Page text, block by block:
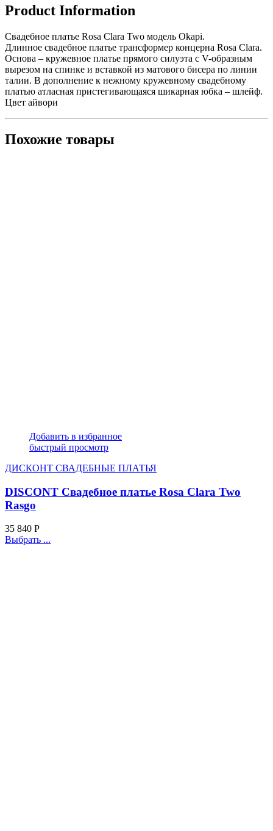
Product Information
Свадебное платье Rosa Clara Two модель Okapi.
Длинное свадебное платье трансформер концерна Rosa Clara.
Основа – кружевное платье прямого силуэта с V-образным
вырезом на спинке и вставкой из матового бисера по линии
талии. В дополнение к нежному кружевному свадебному
платью атласная пристегивающаяся шикарная юбка – шлейф.
Цвет айвори
Похожие товары
Добавить в избранное
быстрый просмотр
ДИСКОНТ СВАДЕБНЫЕ ПЛАТЬЯ
DISCONT Свадебное платье Rosa Clara Two
Rasgo
35 840 Р
Выбрать ...